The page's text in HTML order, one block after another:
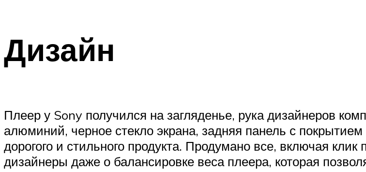
Дизайн
Плеер у Sony получился на загляденье, рука дизайнеров
алюминий, черное стекло экрана, задняя панель с покрытием
дорогого и стильного продукта. Продумано все, включая
дизайнеры даже о балансировке веса плеера, которая